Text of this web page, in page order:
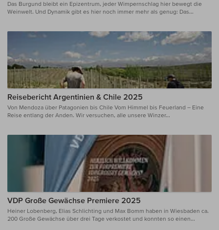
Das Burgund bleibt ein Epizentrum, jeder Wimpernschlag hier bewegt die
Weinwelt. Und Dynamik gibt es hier noch immer mehr als genug: Das...
Reisebericht Argentinien & Chile 2025
Von Mendoza über Patagonien bis Chile Vom Himmel bis Feuerland – Eine
Reise entlang der Anden. Wir versuchen, alle unsere Winzer...
VDP Große Gewächse Premiere 2025
Heiner Lobenberg, Elias Schlichting und Max Bomm haben in Wiesbaden ca.
200 Große Gewächse über drei Tage verkostet und konnten so einen...